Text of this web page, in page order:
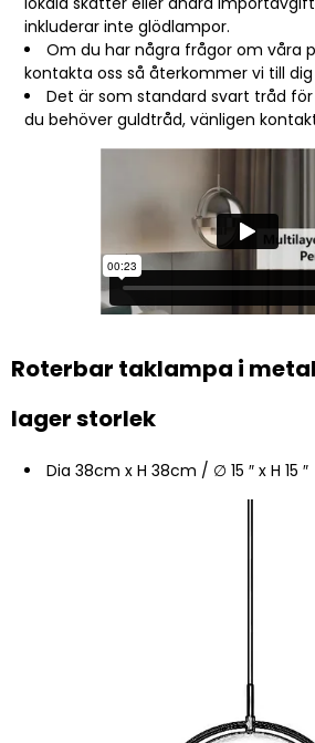
inkluderar inte glödlampor.
Om du har några frågor om våra
kontakta oss så återkommer vi till
Det är som standard svart tråd
du behöver guldtråd, vänligen
Roterbar taklampa i
lager storlek
Dia 38cm x H 38cm / ∅ 15 ″ x H 15 ″